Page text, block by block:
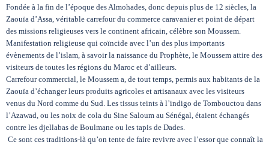
Fondée à la fin de l’époque des Almohades, donc depuis plus de 12 siècles, la
Zaouïa d’Assa, véritable carrefour du commerce caravanier et point de départ
des missions religieuses vers le continent africain, célèbre son Moussem.
Manifestation religieuse qui coïncide avec l’un des plus importants
évènements de l’islam, à savoir la naissance du Prophète, le Moussem attire des
visiteurs de toutes les régions du Maroc et d’ailleurs.
Carrefour commercial, le Moussem a, de tout temps, permis aux habitants de la
Zaouïa d’échanger leurs produits agricoles et artisanaux avec les visiteurs
venus du Nord comme du Sud. Les tissus teints à l’indigo de Tombouctou dans
l’Azawad, ou les noix de cola du Sine Saloum au Sénégal, étaient échangés
contre les djellabas de Boulmane ou les tapis de Dades.
Ce sont ces traditions-là qu’on tente de faire revivre avec l’essor que connaît la